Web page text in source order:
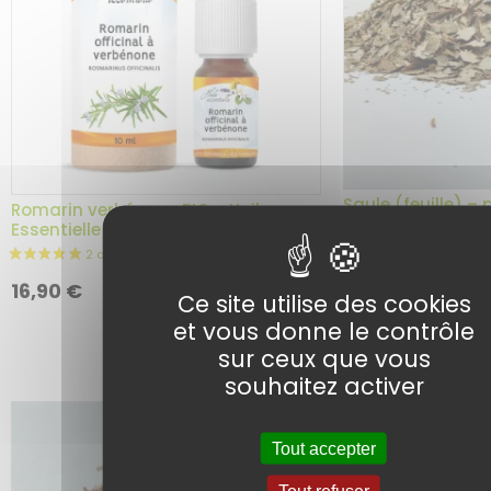
Romarin verbénone BIO – Huile
Essentielle – 10 ml
16,90 € Ajouter au
panier
Saule (feuille) –
de
la
Ce site utilise des cookies
et vous donne le contrôle
sur ceux que vous
souhaitez activer
Tout accepter